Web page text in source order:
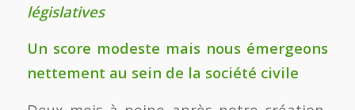
législatives
Un score modeste mais nous émergeons
nettement au sein de la société civile